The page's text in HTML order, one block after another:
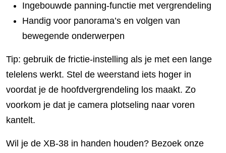
Ingebouwde panning-functie met vergrendeling
Handig voor panorama’s en volgen van
bewegende onderwerpen
Tip: gebruik de frictie-instelling als je met een lange
telelens werkt. Stel de weerstand iets hoger in
voordat je de hoofdvergrendeling los maakt. Zo
voorkom je dat je camera plotseling naar voren
kantelt.
Wil je de XB-38 in handen houden? Bezoek onze